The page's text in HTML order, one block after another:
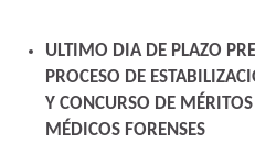
ULTIMO DIA DE PLAZO
PROCESO DE
Y CONCURSO DE
MÉDICOS FORENSES